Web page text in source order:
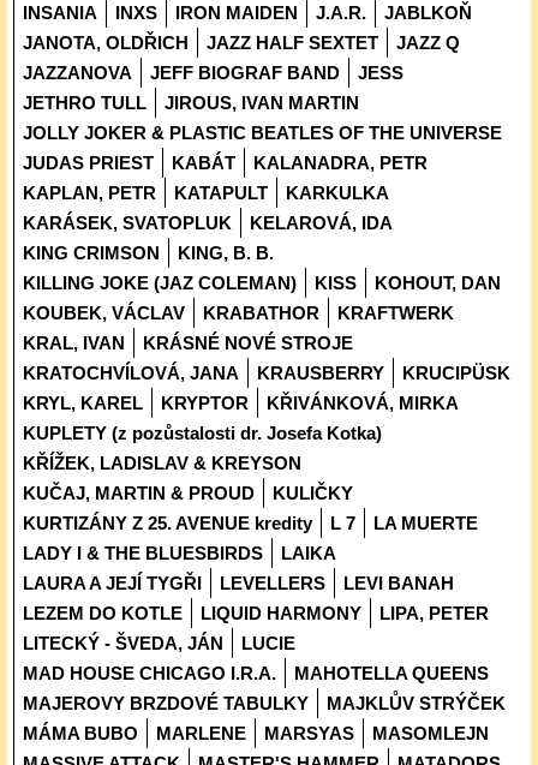
INSANIA
INXS IRON MAIDEN J.A.R.
JABLKOŇ
JANOTA, OLDŘICH
JAZZ HALF SEXTET
JAZZ Q
JAZZANOVA
JEFF BIOGRAF BAND
JESS
JETHRO TULL
JIROUS, IVAN MARTIN
JOLLY JOKER & PLASTIC BEATLES OF THE UNIVERSE
JUDAS PRIEST
KABÁT
KALANADRA, PETR
KAPLAN, PETR
KATAPULT
KARKULKA
KARÁSEK, SVATOPLUK
KELAROVÁ, IDA
KING CRIMSON
KING, B. B.
KILLING JOKE (JAZ COLEMAN)
KISS
KOHOUT, DAN
KOUBEK, VÁCLAV
KRABATHOR
KRAFTWERK
KRAL, IVAN
KRÁSNÉ NOVÉ STROJE
KRATOCHVÍLOVÁ, JANA
KRAUSBERRY
KRUCIPÜSK
KRYL, KAREL
KRYPTOR
KŘIVÁNKOVÁ, MIRKA
KUPLETY (z pozůstalosti dr. Josefa Kotka)
KŘÍŽEK, LADISLAV & KREYSON
KUČAJ, MARTIN & PROUD
KULIČKY
KURTIZÁNY Z 25. AVENUE kredity
L 7
LA MUERTE
LADY I & THE BLUESBIRDS
LAIKA
LAURA A JEJÍ TYGŘI
LEVELLERS
LEVI BANAH
LEZEM DO KOTLE
LIQUID HARMONY
LIPA, PETER
LITECKÝ - ŠVEDA, JÁN
LUCIE
MAD HOUSE CHICAGO I.R.A.
MAHOTELLA QUEENS
MAJEROVY BRZDOVÉ TABULKY
MAJKLŮV STRÝČEK
MÁMA BUBO
MARLENE MARSYAS
MASOMLEJN